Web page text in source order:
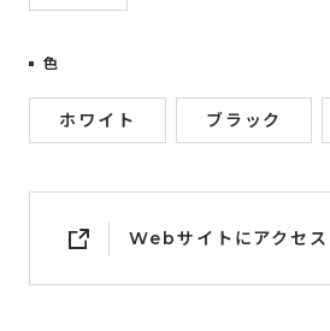
色
ホワイト ブラック
Webサイトにアクセス